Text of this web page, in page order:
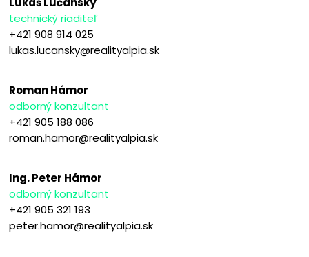
technický riaditeľ
+421 908 914 025
lukas.lucansky@realityalpia.sk
Roman Hámor
odborný konzultant
+421 905 188 086
roman.hamor@realityalpia.sk
Ing. Peter Hámor
odborný konzultant
+421 905 321 193
peter.hamor@realityalpia.sk